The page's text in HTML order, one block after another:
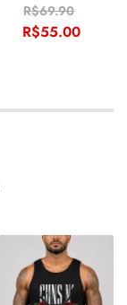
R$69.90
R$55.00